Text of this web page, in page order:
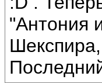
"Антония